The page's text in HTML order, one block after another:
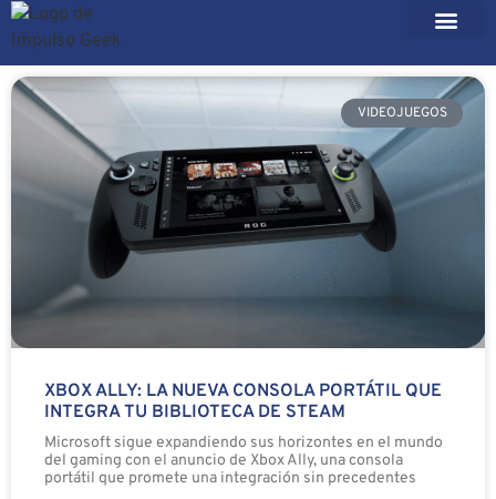
VIDEOJUEGOS
XBOX ALLY: LA NUEVA CONSOLA PORTÁTIL QUE
INTEGRA TU BIBLIOTECA DE STEAM
Microsoft sigue expandiendo sus horizontes en el mundo
del gaming con el anuncio de Xbox Ally, una consola
portátil que promete una integración sin precedentes